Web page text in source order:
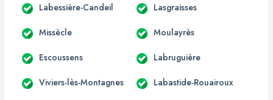
Labessière-Candeil Lasgraisses
Missècle Moulayrès
Escoussens Labruguière
Viviers-lès-Montagnes Labastide-Rouairoux